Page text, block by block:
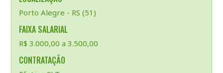
Porto Alegre - RS (51)
FAIXA SALARIAL
R$ 3.000,00 a 3.500,00
CONTRATAÇÃO